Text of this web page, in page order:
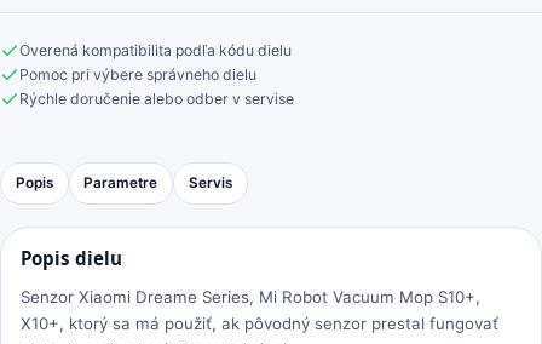
Overená kompatibilita podľa kódu dielu
Pomoc pri výbere správneho dielu
Rýchle doručenie alebo odber v servise
Popis Parametre Servis
Popis dielu
Senzor Xiaomi Dreame Series, Mi Robot Vacuum Mop S10+,
X10+, ktorý sa má použiť, ak pôvodný senzor prestal fungovať